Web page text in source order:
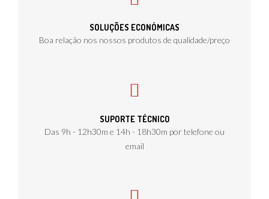
SOLUÇÕES ECONÓMICAS
Boa relação nos nossos produtos de qualidade/preço
SUPORTE TÉCNICO
Das 9h - 12h30m e 14h - 18h30m por telefone ou
email